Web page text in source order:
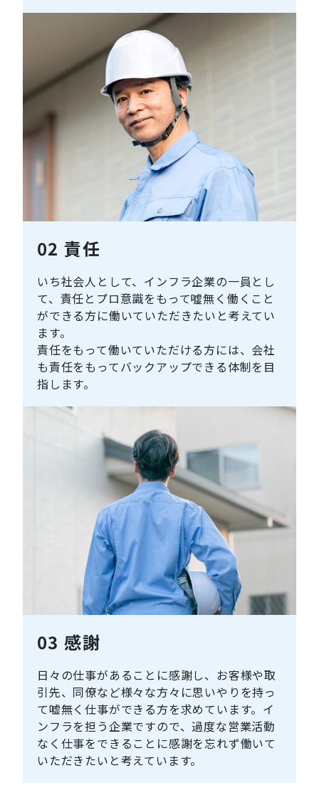
02 責任
いち社会人として、インフラ企業の一員とし
て、責任とプロ意識をもって噓無く働くこと
ができる方に働いていただきたいと考えてい
ます。
責任をもって働いていただける方には、会社
も責任をもってバックアップできる体制を目
指します。
03 感謝
日々の仕事があることに感謝し、お客様や取
引先、同僚など様々な方々に思いやりを持っ
て嘘無く仕事ができる方を求めています。イ
ンフラを担う企業ですので、過度な営業活動
なく仕事をできることに感謝を忘れず働いて
いただきたいと考えています。